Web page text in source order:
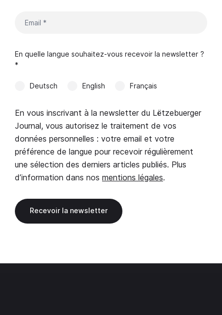
En quelle langue souhaitez-vous recevoir la newsletter ?
*
Deutsch English Français
En vous inscrivant à la newsletter du Lëtzebuerger
Journal, vous autorisez le traitement de vos
données personnelles : votre email et votre
préférence de langue pour recevoir régulièrement
une sélection des derniers articles publiés. Plus
d’information dans nos mentions légales.